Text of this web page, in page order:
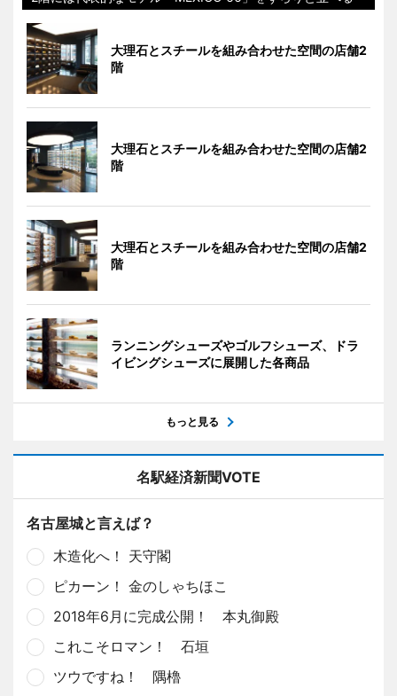
大理石とスチールを組み合わせた空間の店舗2
階
大理石とスチールを組み合わせた空間の店舗2
階
大理石とスチールを組み合わせた空間の店舗2
階
ランニングシューズやゴルフシューズ、ドラ
イビングシューズに展開した各商品
もっと見る
名駅経済新聞VOTE
名古屋城と言えば？
木造化へ！ 天守閣
ピカーン！ 金のしゃちほこ
2018年6月に完成公開！ 本丸御殿
これこそロマン！ 石垣
ツウですね！ 隅櫓